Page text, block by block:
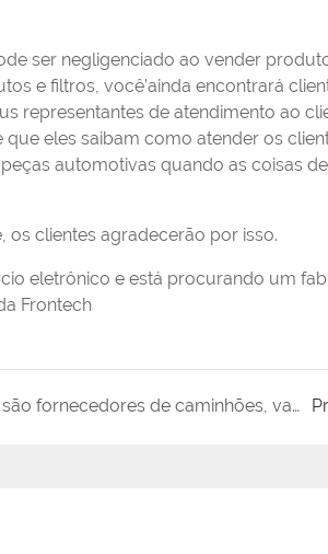
ser negligenciado ao vender
e filtros, você’ainda encontrará
representantes de atendimento ao
eles saibam como atender os
automotivas quando as coisas
os clientes agradecerão por isso.
eletrônico e está procurando um
Frontech
Frontech são fornecedores de caminhões, van e pastilhas de freio para carros